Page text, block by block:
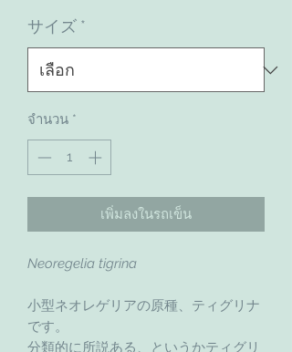
サイズ *
จำนวน *
เพิ่มลงในรถเข็น
Neoregelia tigrina
小型ネオレゲリアの原種、ティグリナ
です。
分類的に所説ある、というかティグリ